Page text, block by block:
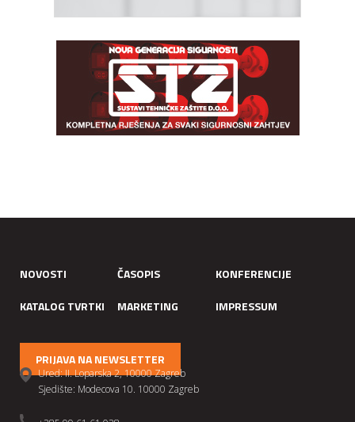
NOVOSTI ČASOPIS
KONFERENCIJE
KATALOG TVRTKI
MARKETING IMPRESSUM
PRIJAVA NA NEWSLETTER
Ured: II. Loparska 2, 10000 Zagreb
Sjedište: Modecova 10. 10000 Zagreb